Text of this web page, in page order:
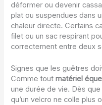
déformer ou devenir
plat ou suspendues dans
chaleur directe. Certains
filet ou un sac respirant
correctement entre deux
Signes que les guêtres
Comme toutmatériel
une durée de vie. Dès
qu’un velcro ne colle plus